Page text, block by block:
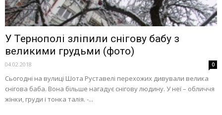
У Тернополі зліпили снігову бабу з
великими грудьми (фото)
04.02.2018 0
Сьогодні на вулиці Шота Руставелі перехожих дивували велика
снігова баба. Вона більше нагадує снігову людину. У неї – обличчя
жінки, груди і тонка талія. -...